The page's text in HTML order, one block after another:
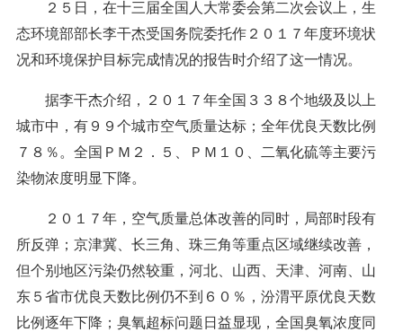
２５日，在十三届全国人大常委会第二次会议上，生
态环境部部长李干杰受国务院委托作２０１７年度环境状
况和环境保护目标完成情况的报告时介绍了这一情况。
据李干杰介绍，２０１７年全国３３８个地级及以上
城市中，有９９个城市空气质量达标；全年优良天数比例
７８％。全国ＰＭ２．５、ＰＭ１０、二氧化硫等主要污
染物浓度明显下降。
２０１７年，空气质量总体改善的同时，局部时段有
所反弹；京津冀、长三角、珠三角等重点区域继续改善，
但个别地区污染仍然较重，河北、山西、天津、河南、山
东５省市优良天数比例仍不到６０％，汾渭平原优良天数
比例逐年下降；臭氧超标问题日益显现，全国臭氧浓度同